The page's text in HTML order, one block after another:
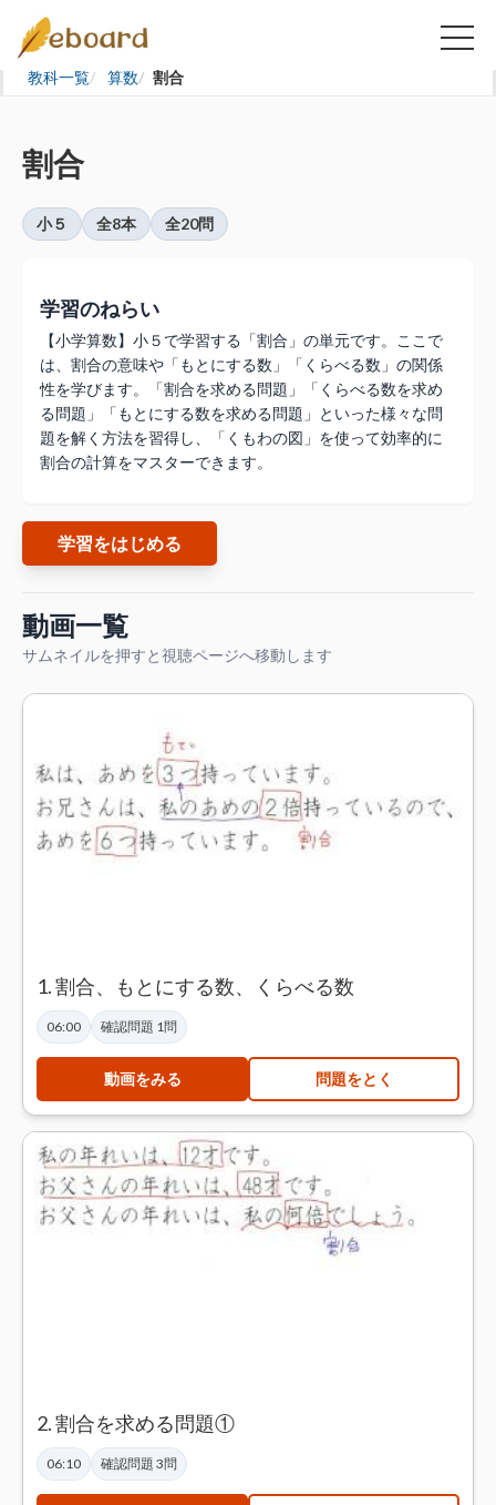
教科一覧 算数 割合
割合
小５ 全8本 全20問
学習のねらい
【小学算数】小５で学習する「割合」の単元です。ここで
は、割合の意味や「もとにする数」「くらべる数」の関係
性を学びます。「割合を求める問題」「くらべる数を求め
る問題」「もとにする数を求める問題」といった様々な問
題を解く方法を習得し、「くもわの図」を使って効率的に
割合の計算をマスターできます。
学習をはじめる
動画一覧
サムネイルを押すと視聴ページへ移動します
1. 割合、もとにする数、くらべる数
06:00 確認問題 1問
動画をみる 問題をとく
2. 割合を求める問題①
06:10 確認問題 3問